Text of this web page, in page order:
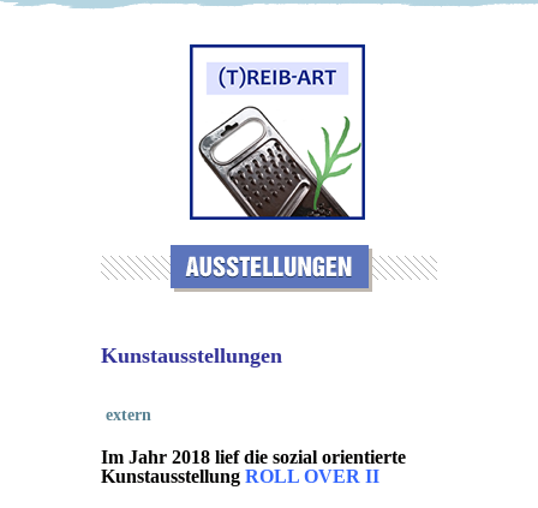
Kunstausstellungen
extern
Im Jahr 2018 lief die sozial orientierte
Kunstausstellung ROLL OVER II